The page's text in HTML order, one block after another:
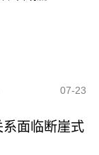
07-23
面临断崖式